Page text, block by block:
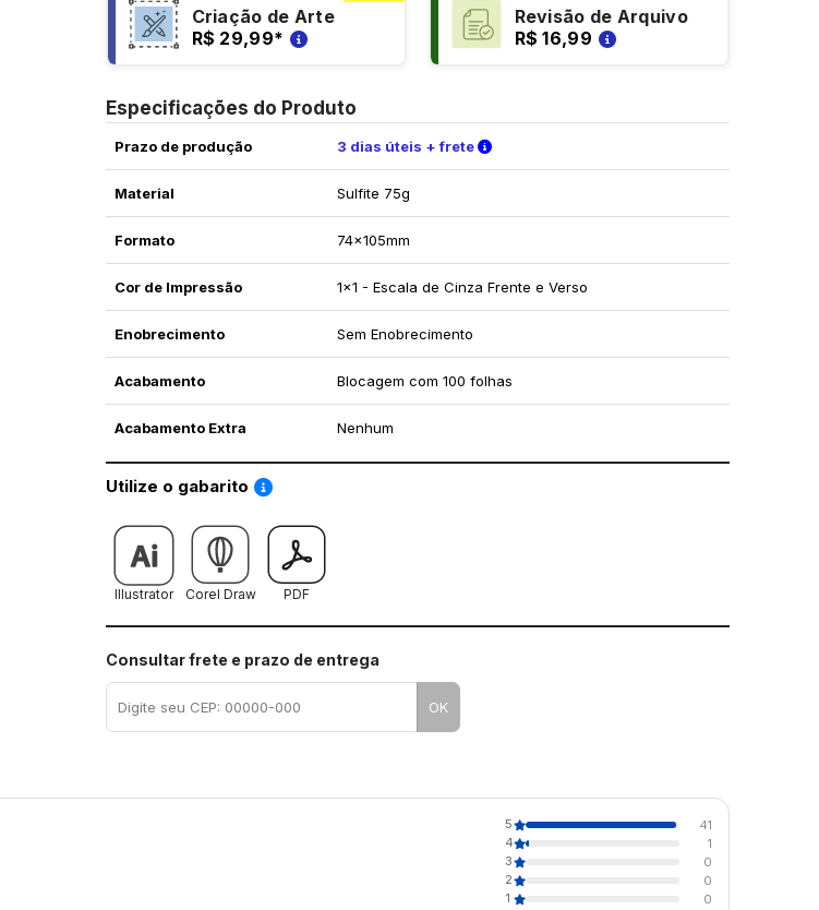
Criação de Arte
R$ 29,99*
Revisão de Arquivo
R$ 16,99
Especificações do Produto
Prazo de produção 3 dias úteis + frete Verifique as condições de entrega
Material Sulfite 75g
Formato 74x105mm
Cor de Impressão 1x1 - Escala de Cinza Frente e Verso
Enobrecimento Sem Enobrecimento
Acabamento Blocagem com 100 folhas
Acabamento Extra Nenhum
Utilize o gabarito Saiba como utilizar os nossos gabaritos
Illustrator Corel Draw PDF
Consultar frete e prazo de entrega
OK
5
41
4
1
3
0
2
0
1
0